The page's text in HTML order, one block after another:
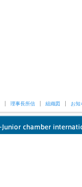
理事長所信 組織図 お知